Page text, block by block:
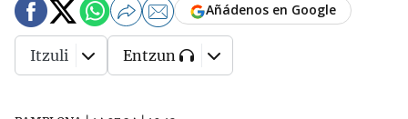
Añádenos en Google
Itzuli Entzun